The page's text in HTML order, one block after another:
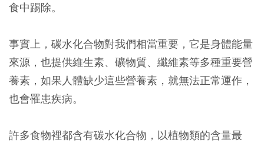
食中踢除。
事實上，碳水化合物對我們相當重要，它是身體能量
來源，也提供維生素、礦物質、纖維素等多種重要營
養素，如果人體缺少這些營養素，就無法正常運作，
也會罹患疾病。
許多食物裡都含有碳水化合物，以植物類的含量最